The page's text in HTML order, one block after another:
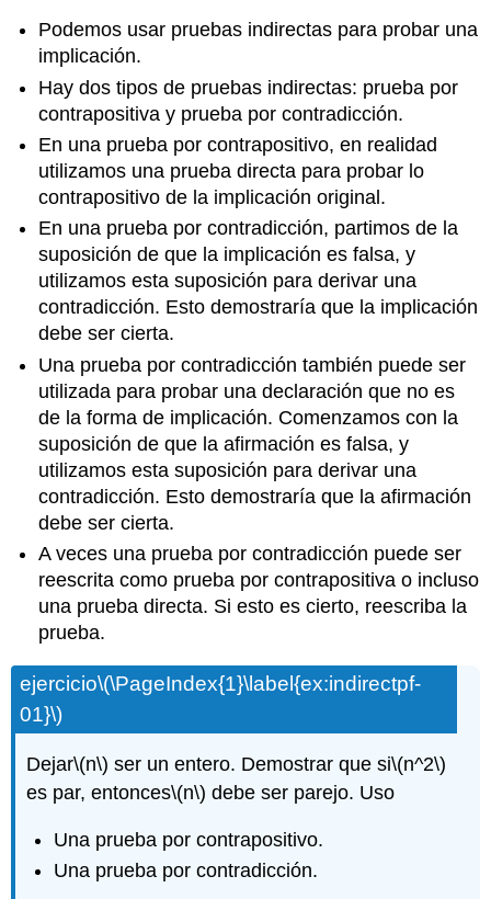
Podemos usar pruebas indirectas para probar una
implicación.
Hay dos tipos de pruebas indirectas: prueba por
contrapositiva y prueba por contradicción.
En una prueba por contrapositivo, en realidad
utilizamos una prueba directa para probar lo
contrapositivo de la implicación original.
En una prueba por contradicción, partimos de la
suposición de que la implicación es falsa, y
utilizamos esta suposición para derivar una
contradicción. Esto demostraría que la implicación
debe ser cierta.
Una prueba por contradicción también puede ser
utilizada para probar una declaración que no es
de la forma de implicación. Comenzamos con la
suposición de que la afirmación es falsa, y
utilizamos esta suposición para derivar una
contradicción. Esto demostraría que la afirmación
debe ser cierta.
A veces una prueba por contradicción puede ser
reescrita como prueba por contrapositiva o incluso
una prueba directa. Si esto es cierto, reescriba la
prueba.
ejercicio\(\PageIndex{1}\label{ex:indirectpf-
01}\)
Dejar\(n\) ser un entero. Demostrar que si\(n^2\)
es par, entonces\(n\) debe ser parejo. Uso
Una prueba por contrapositivo.
Una prueba por contradicción.